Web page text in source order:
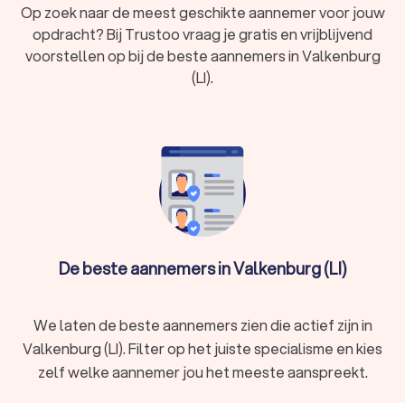
Op zoek naar de meest geschikte aannemer voor jouw
opdracht? Bij Trustoo vraag je gratis en vrijblijvend
voorstellen op bij de beste aannemers in Valkenburg
(LI).
De beste aannemers in Valkenburg (LI)
We laten de beste aannemers zien die actief zijn in
Valkenburg (LI). Filter op het juiste specialisme en kies
zelf welke aannemer jou het meeste aanspreekt.